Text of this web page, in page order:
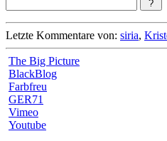
Letzte Kommentare von: siria,
The Big Picture
BlackBlog
Farbfreu
GER71
Vimeo
Youtube